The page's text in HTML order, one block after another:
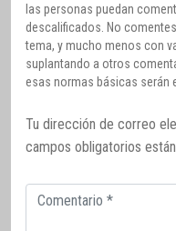
las personas puedan
descalificados. No
tema, y mucho menos con
suplantando a otros
esas normas básicas serán
Tu dirección de correo
campos obligatorios
Comentario